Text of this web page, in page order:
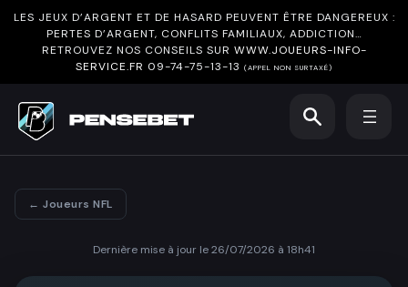
LES JEUX D’ARGENT ET DE HASARD PEUVENT ÊTRE DANGEREUX :
PERTES D’ARGENT, CONFLITS FAMILIAUX, ADDICTION…
RETROUVEZ NOS CONSEILS SUR WWW.JOUEURS-INFO-
SERVICE.FR 09-74-75-13-13 (APPEL NON SURTAXÉ)
← Joueurs NFL
Dernière mise à jour le 26/07/2026 à 18h41